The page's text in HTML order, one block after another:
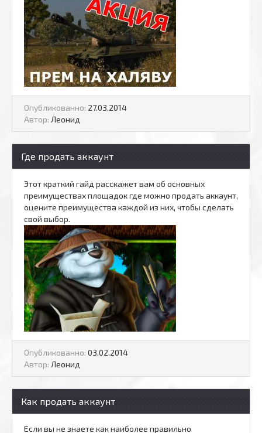
Опубликованно: 27.03.2014
Автор: Леонид
Где продать аккаунт
Этот краткий гайд расскажет вам об основных
преимуществах площадок где можно продать аккаунт,
оцените преимущества каждой из них, чтобы сделать
свой выбор.
Опубликованно: 03.02.2014
Автор: Леонид
Как продать аккаунт
Если вы не знаете как наиболее правильно